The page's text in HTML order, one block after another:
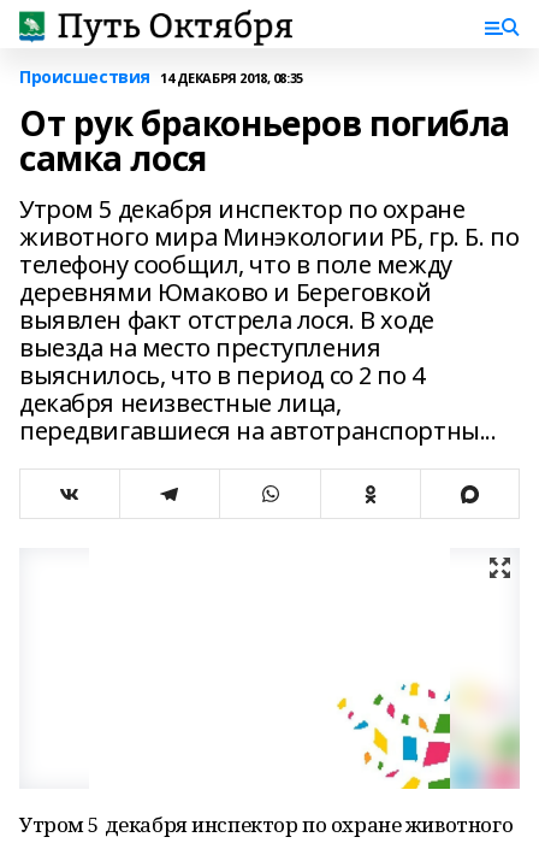
Происшествия 14 ДЕКАБРЯ 2018, 08:35
От рук браконьеров погибла
самка лося
Утром 5 декабря инспектор по охране
животного мира Минэкологии РБ, гр. Б. по
телефону сообщил, что в поле между
деревнями Юмаково и Береговкой
выявлен факт отстрела лося. В ходе
выезда на место преступления
выяснилось, что в период со 2 по 4
декабря неизвестные лица,
передвигавшиеся на автотранспортны...
Утром 5 декабря инспектор по охране животного